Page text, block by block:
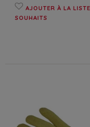
AJOUTER À LA
SOUHAITS